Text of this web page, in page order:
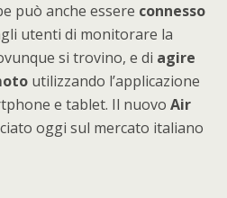
può anche essere connesso
utenti di monitorare la
si trovino, e di agire
utilizzando l’applicazione
e tablet. Il nuovo Air
oggi sul mercato italiano